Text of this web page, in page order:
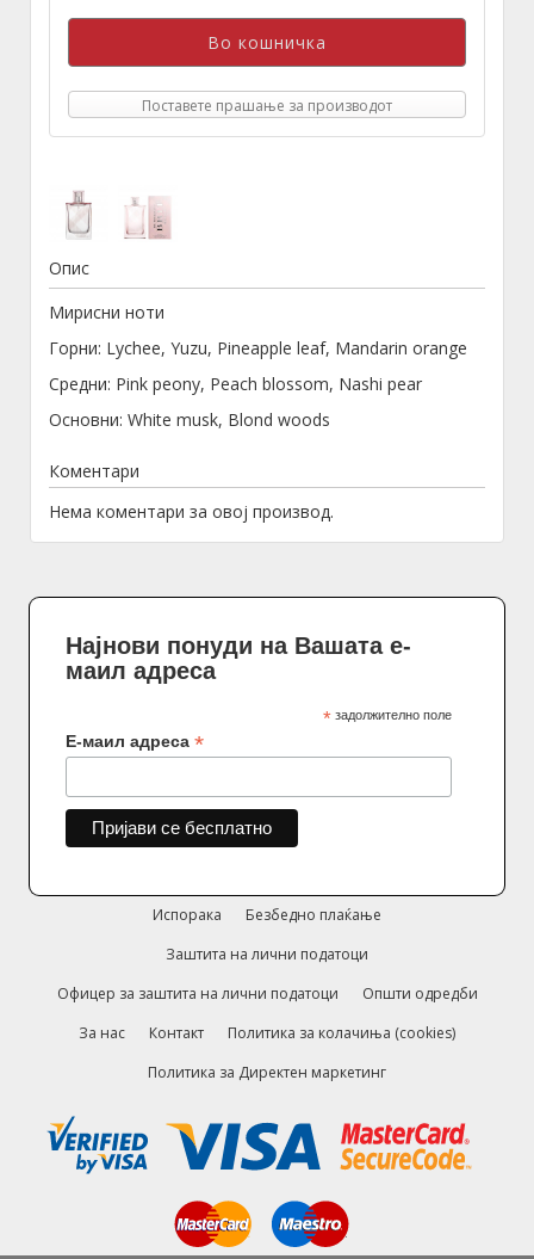
Поставете прашање за производот
Опис
Мирисни ноти
Горни: Lychee, Yuzu, Pineapple leaf, Mandarin orange
Средни: Pink peony, Peach blossom, Nashi pear
Основни: White musk, Blond woods
Коментари
Нема коментари за овој производ.
Најнови понуди на Вашата е-
маил адреса
* задолжително поле
Е-маил адреса *
Испорака
Безбедно плаќање
Заштита на лични податоци
Офицер за заштита на лични податоци
Општи одредби
За нас
Контакт
Политика за колачиња (cookies)
Политика за Директен маркетинг